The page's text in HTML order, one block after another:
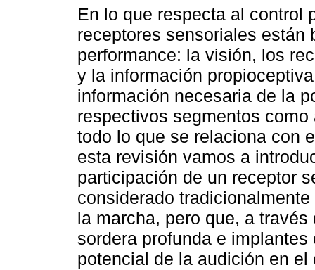
En lo que respecta al control
receptores sensoriales están
performance: la visión, los
y la información
información necesaria de la
respectivos segmentos
todo lo que se relaciona con
esta revisión vamos a
participación de un receptor
considerado
la marcha, pero que, a
sordera profunda e
potencial de la audición en